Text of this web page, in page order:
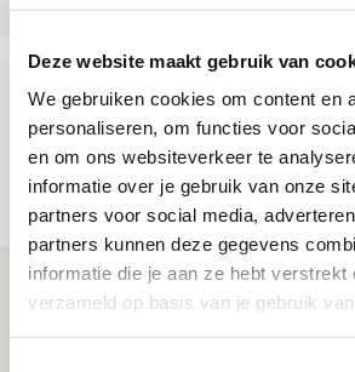
Deze website maakt gebruik van
We gebruiken cookies om content en
personaliseren, om functies voor
en om ons websiteverkeer te
informatie over je gebruik van onze
partners voor social media,
partners kunnen deze gegevens
informatie die je aan ze hebt verstrekt
verzameld op basis van je gebruik
Reisverslag PEC-uit:
operatie onderweg naar
‘voetbaltempel’
09 AUGUSTUS 2026 - 18:53
BLOG
Brandt heeft veel
dat steeds beter wordt